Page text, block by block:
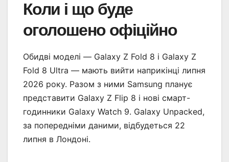
Коли і що буде
оголошено офіційно
Обидві моделі — Galaxy Z Fold 8 і Galaxy Z
Fold 8 Ultra — мають вийти наприкінці липня
2026 року. Разом з ними Samsung планує
представити Galaxy Z Flip 8 і нові смарт-
годинники Galaxy Watch 9. Galaxy Unpacked,
за попередніми даними, відбудеться 22
липня в Лондоні.